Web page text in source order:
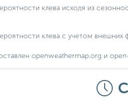
клева исходя из
клева с учетом внешних
openweathermap.org и